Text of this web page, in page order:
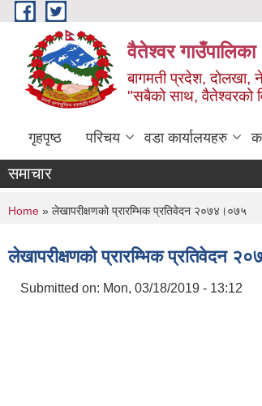
Skip to main content
वैतेश्वर गाउँपालिका
बागमती प्रदेश, दाेलखा,
"सबैको साथ, वैतेश्वरको
गृहपृष्ठ परिचय वडा कार्यालयहरु
समाचार
You are here
Home » लेखापरीक्षणकाे प्रारम्भिक प्रतिवेदन २०७४।०७५
लेखापरीक्षणकाे प्रारम्भिक प्रतिवेदन
Submitted on: Mon, 03/18/2019 - 13:12